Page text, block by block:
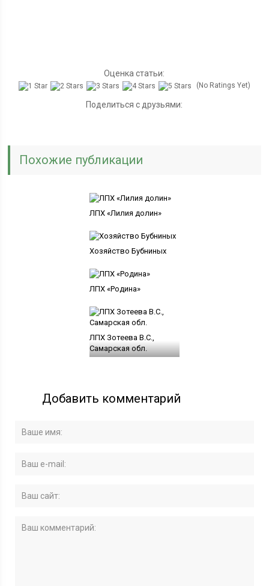
Оценка статьи:
(No Ratings Yet)
Поделиться с друзьями:
Похожие публикации
ЛПХ «Лилия долин»
Хозяйство Бубниных
ЛПХ «Родина»
ЛПХ Зотеева В.С.,
Самарская обл.
Добавить комментарий